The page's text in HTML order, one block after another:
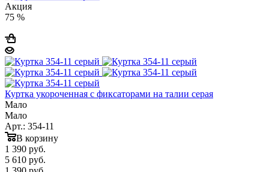
Акция
75 %
Куртка укороченная с фиксаторами на талии серая
Мало
Мало
Арт.: 354-11
В корзину
1 390 руб.
5 610 руб.